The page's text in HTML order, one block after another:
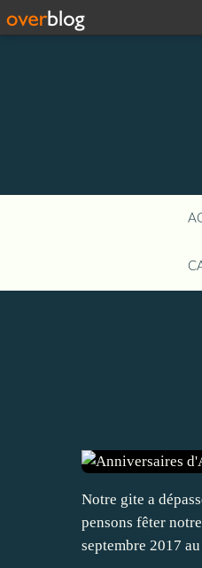
Notre gite a
pensons fêter
septembre 2017